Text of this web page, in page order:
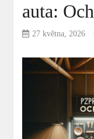
auta:
27 května, 2026